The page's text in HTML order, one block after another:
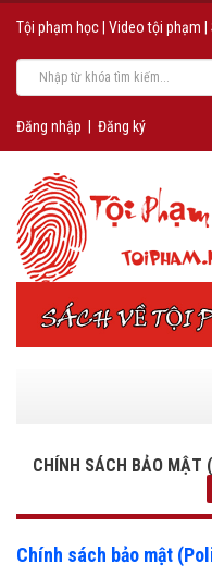
Tội phạm học Video tội phạm
Đăng nhập Đăng ký
CHÍNH SÁCH BẢO MẬT
Chính sách bảo mật